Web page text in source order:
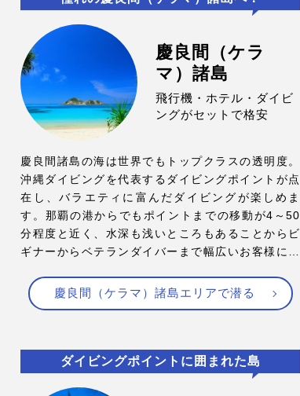
慶良間（ケラ
マ）諸島
飛行機・ホテル・ダイビ
ングがセットで格安
慶良間諸島の海は世界でもトップクラスの透明度。
沖縄ダイビングを代表するダイビングポイントが点
在し、バラエティに富んだダイビングが楽しめま
す。那覇の港からでもポイントまでの移動が4～50
分程度と近く、水深も浅いところもあることからビ
ギナーからベテランダイバーまで幅広いお客様にお
慶良間（ケラマ）諸島エリアで潜る
ダイビングポイントに囲まれた島